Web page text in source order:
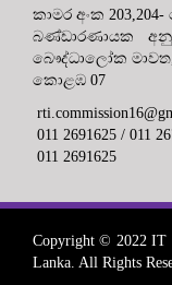
බෞද්ධාලෝක
කොළඹ 07
011 2691625 / 011
011 2691625